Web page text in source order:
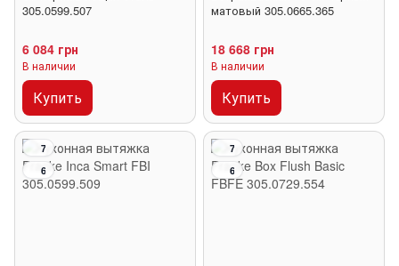
305.0599.507
6 084 грн
В наличии
Купить
матовый 305.0665.365
18 668 грн
В наличии
Купить
7
6
7
6